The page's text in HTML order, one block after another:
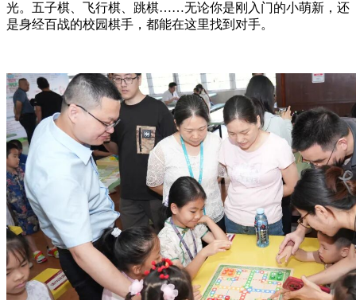
光。五子棋、飞行棋、跳棋……无论你是刚入门的小萌新，还
是身经百战的校园棋手，都能在这里找到对手。